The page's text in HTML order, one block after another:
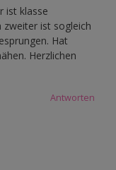
ist klasse
ist sogleich
Hat
Herzlichen
Antworten